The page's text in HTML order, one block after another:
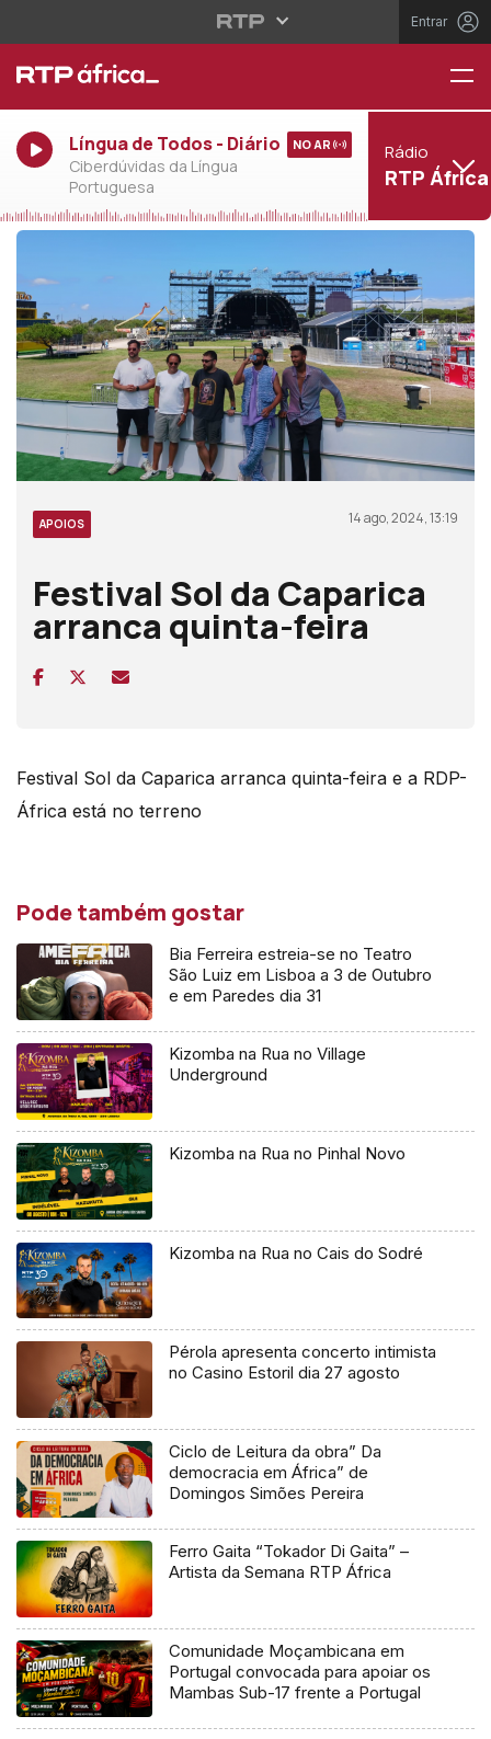
Entrar
Língua de Todos - Diário
Ciberdúvidas da Língua
Portuguesa
NO AR Rádio
RTP África
APOIOS 14 ago, 2024, 13:19
Festival Sol da Caparica
arranca quinta-feira
Festival Sol da Caparica arranca quinta-feira e a RDP-
África está no terreno
Pode também gostar
Bia Ferreira estreia-se no Teatro
São Luiz em Lisboa a 3 de Outubro
e em Paredes dia 31
Kizomba na Rua no Village
Underground
Kizomba na Rua no Pinhal Novo
Kizomba na Rua no Cais do Sodré
Pérola apresenta concerto intimista
no Casino Estoril dia 27 agosto
Ciclo de Leitura da obra” Da
democracia em África” de
Domingos Simões Pereira
Ferro Gaita “Tokador Di Gaita” –
Artista da Semana RTP África
Comunidade Moçambicana em
Portugal convocada para apoiar os
Mambas Sub-17 frente a Portugal